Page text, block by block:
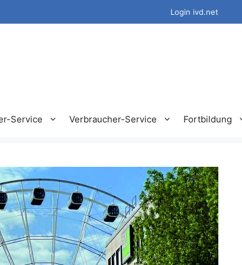
Login ivd.net
Service Verbraucher-Service Fortbildung